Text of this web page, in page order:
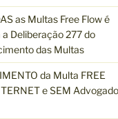
r
as Multas Free Flow é
Deliberação 277 do
das Multas
da Multa FREE
e SEM Advogado